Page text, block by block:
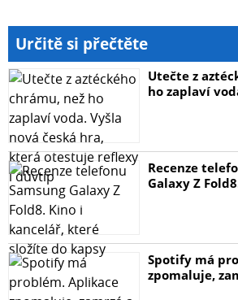
Určitě si přečtěte
Utečte z
ho zaplaví
Recenze
Galaxy Z
Spotify má
zpomaluje,